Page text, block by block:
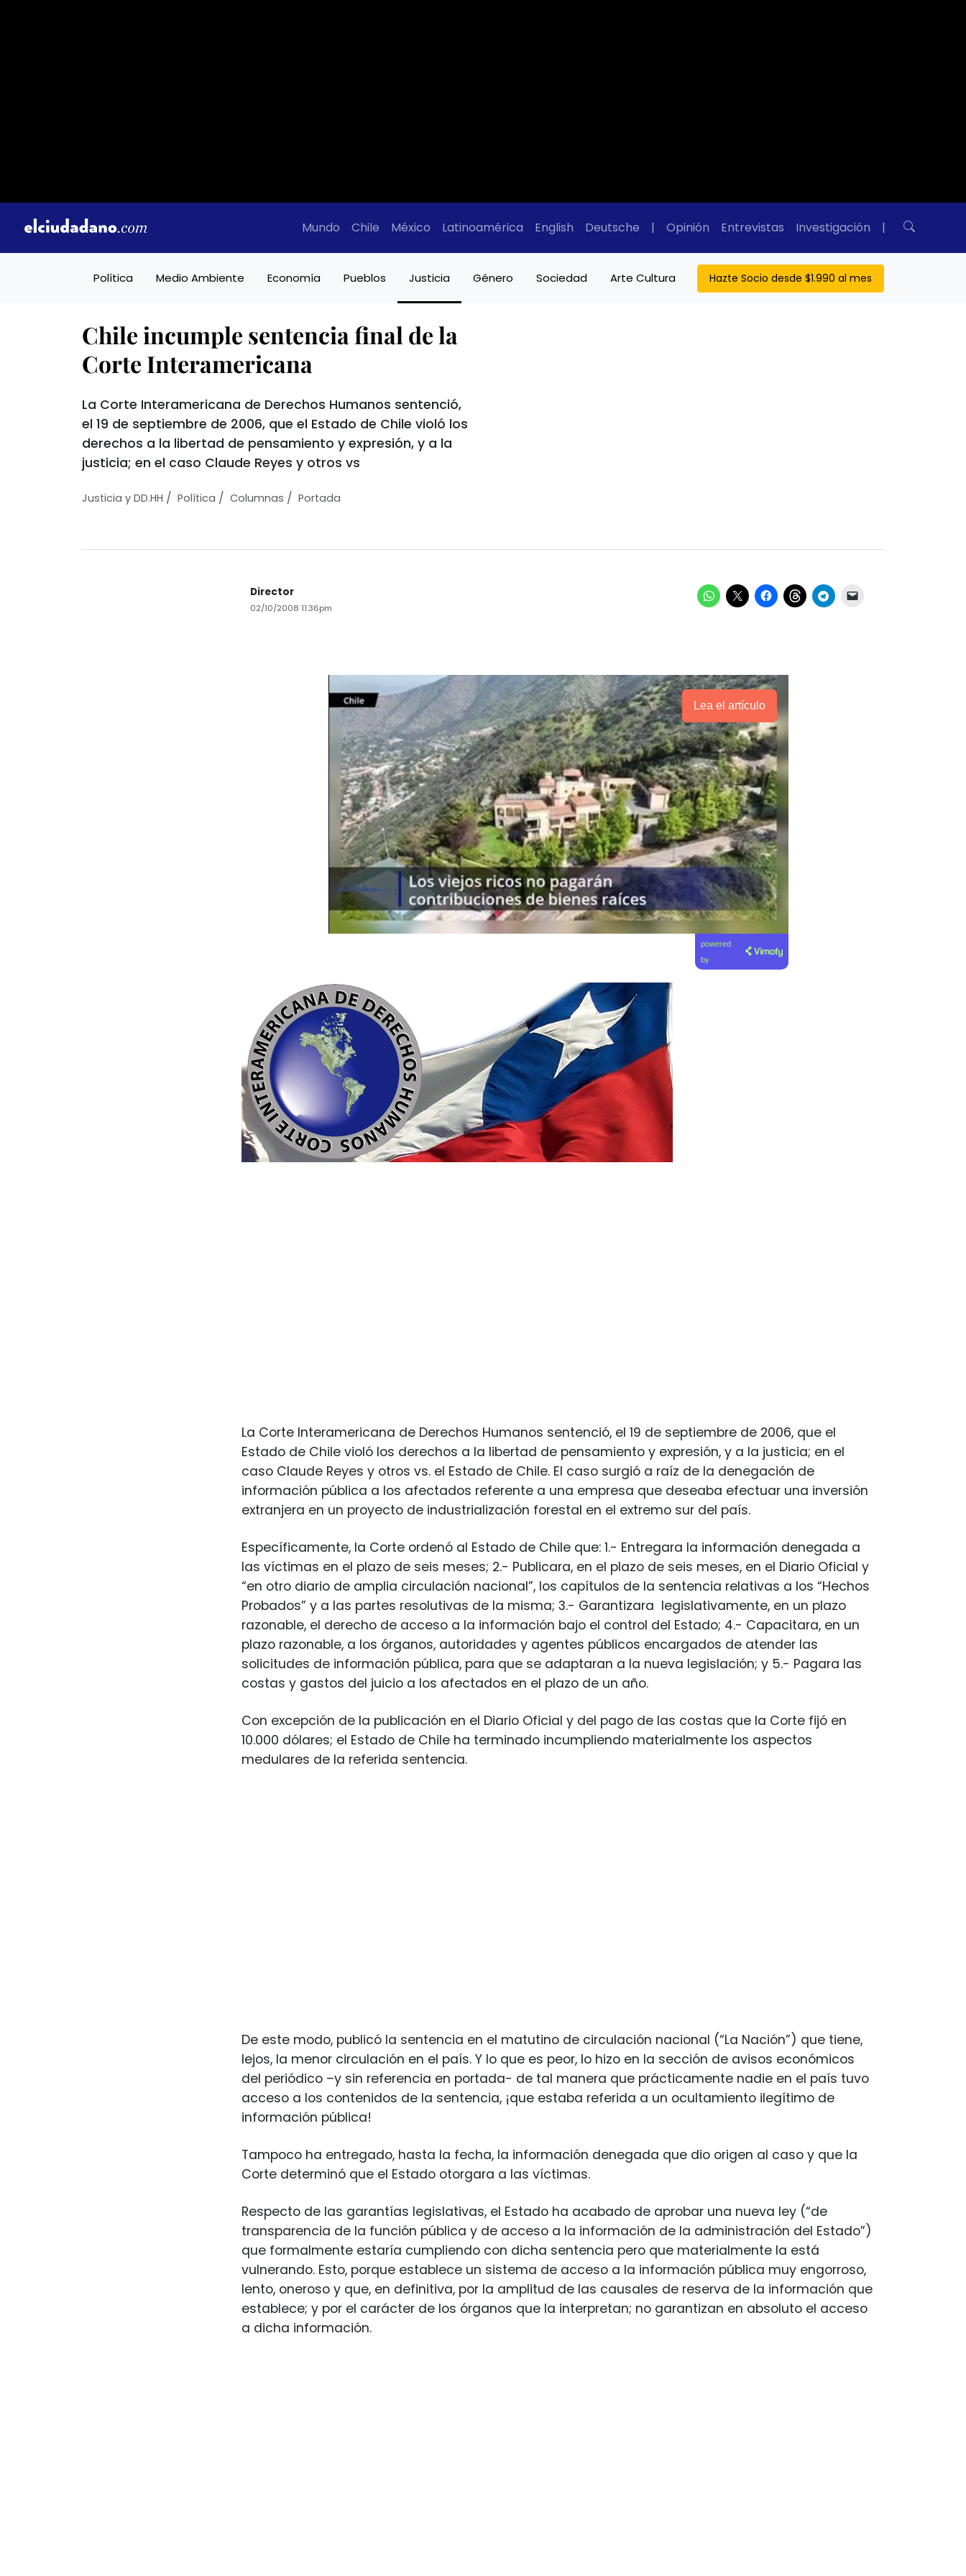
Mundo Chile México Latinoamérica English Deutsche | Opinión Entrevistas Investigación |
Política Medio Ambiente Economía Pueblos Justicia Género Sociedad Arte Cultura Hazte Socio desde $1.990 al mes
Chile incumple sentencia final de la
Corte Interamericana
La Corte Interamericana de Derechos Humanos sentenció,
el 19 de septiembre de 2006, que el Estado de Chile violó los
derechos a la libertad de pensamiento y expresión, y a la
justicia; en el caso Claude Reyes y otros vs
Justicia y DD.HH / Política / Columnas / Portada
Director
02/10/2008 11:36pm
Lea el artículo
powered
by
La Corte Interamericana de Derechos Humanos sentenció, el 19 de septiembre de 2006, que el
Estado de Chile violó los derechos a la libertad de pensamiento y expresión, y a la justicia; en el
caso Claude Reyes y otros vs. el Estado de Chile. El caso surgió a raíz de la denegación de
información pública a los afectados referente a una empresa que deseaba efectuar una inversión
extranjera en un proyecto de industrialización forestal en el extremo sur del país.
Específicamente, la Corte ordenó al Estado de Chile que: 1.- Entregara la información denegada a
las víctimas en el plazo de seis meses; 2.- Publicara, en el plazo de seis meses, en el Diario Oficial y
“en otro diario de amplia circulación nacional”, los capítulos de la sentencia relativas a los “Hechos
Probados” y a las partes resolutivas de la misma; 3.- Garantizara legislativamente, en un plazo
razonable, el derecho de acceso a la información bajo el control del Estado; 4.- Capacitara, en un
plazo razonable, a los órganos, autoridades y agentes públicos encargados de atender las
solicitudes de información pública, para que se adaptaran a la nueva legislación; y 5.- Pagara las
costas y gastos del juicio a los afectados en el plazo de un año.
Con excepción de la publicación en el Diario Oficial y del pago de las costas que la Corte fijó en
10.000 dólares; el Estado de Chile ha terminado incumpliendo materialmente los aspectos
medulares de la referida sentencia.
De este modo, publicó la sentencia en el matutino de circulación nacional (“La Nación”) que tiene,
lejos, la menor circulación en el país. Y lo que es peor, lo hizo en la sección de avisos económicos
del periódico –y sin referencia en portada- de tal manera que prácticamente nadie en el país tuvo
acceso a los contenidos de la sentencia, ¡que estaba referida a un ocultamiento ilegítimo de
información pública!
Tampoco ha entregado, hasta la fecha, la información denegada que dio origen al caso y que la
Corte determinó que el Estado otorgara a las víctimas.
Respecto de las garantías legislativas, el Estado ha acabado de aprobar una nueva ley (“de
transparencia de la función pública y de acceso a la información de la administración del Estado”)
que formalmente estaría cumpliendo con dicha sentencia pero que materialmente la está
vulnerando. Esto, porque establece un sistema de acceso a la información pública muy engorroso,
lento, oneroso y que, en definitiva, por la amplitud de las causales de reserva de la información que
establece; y por el carácter de los órganos que la interpretan; no garantizan en absoluto el acceso
a dicha información.